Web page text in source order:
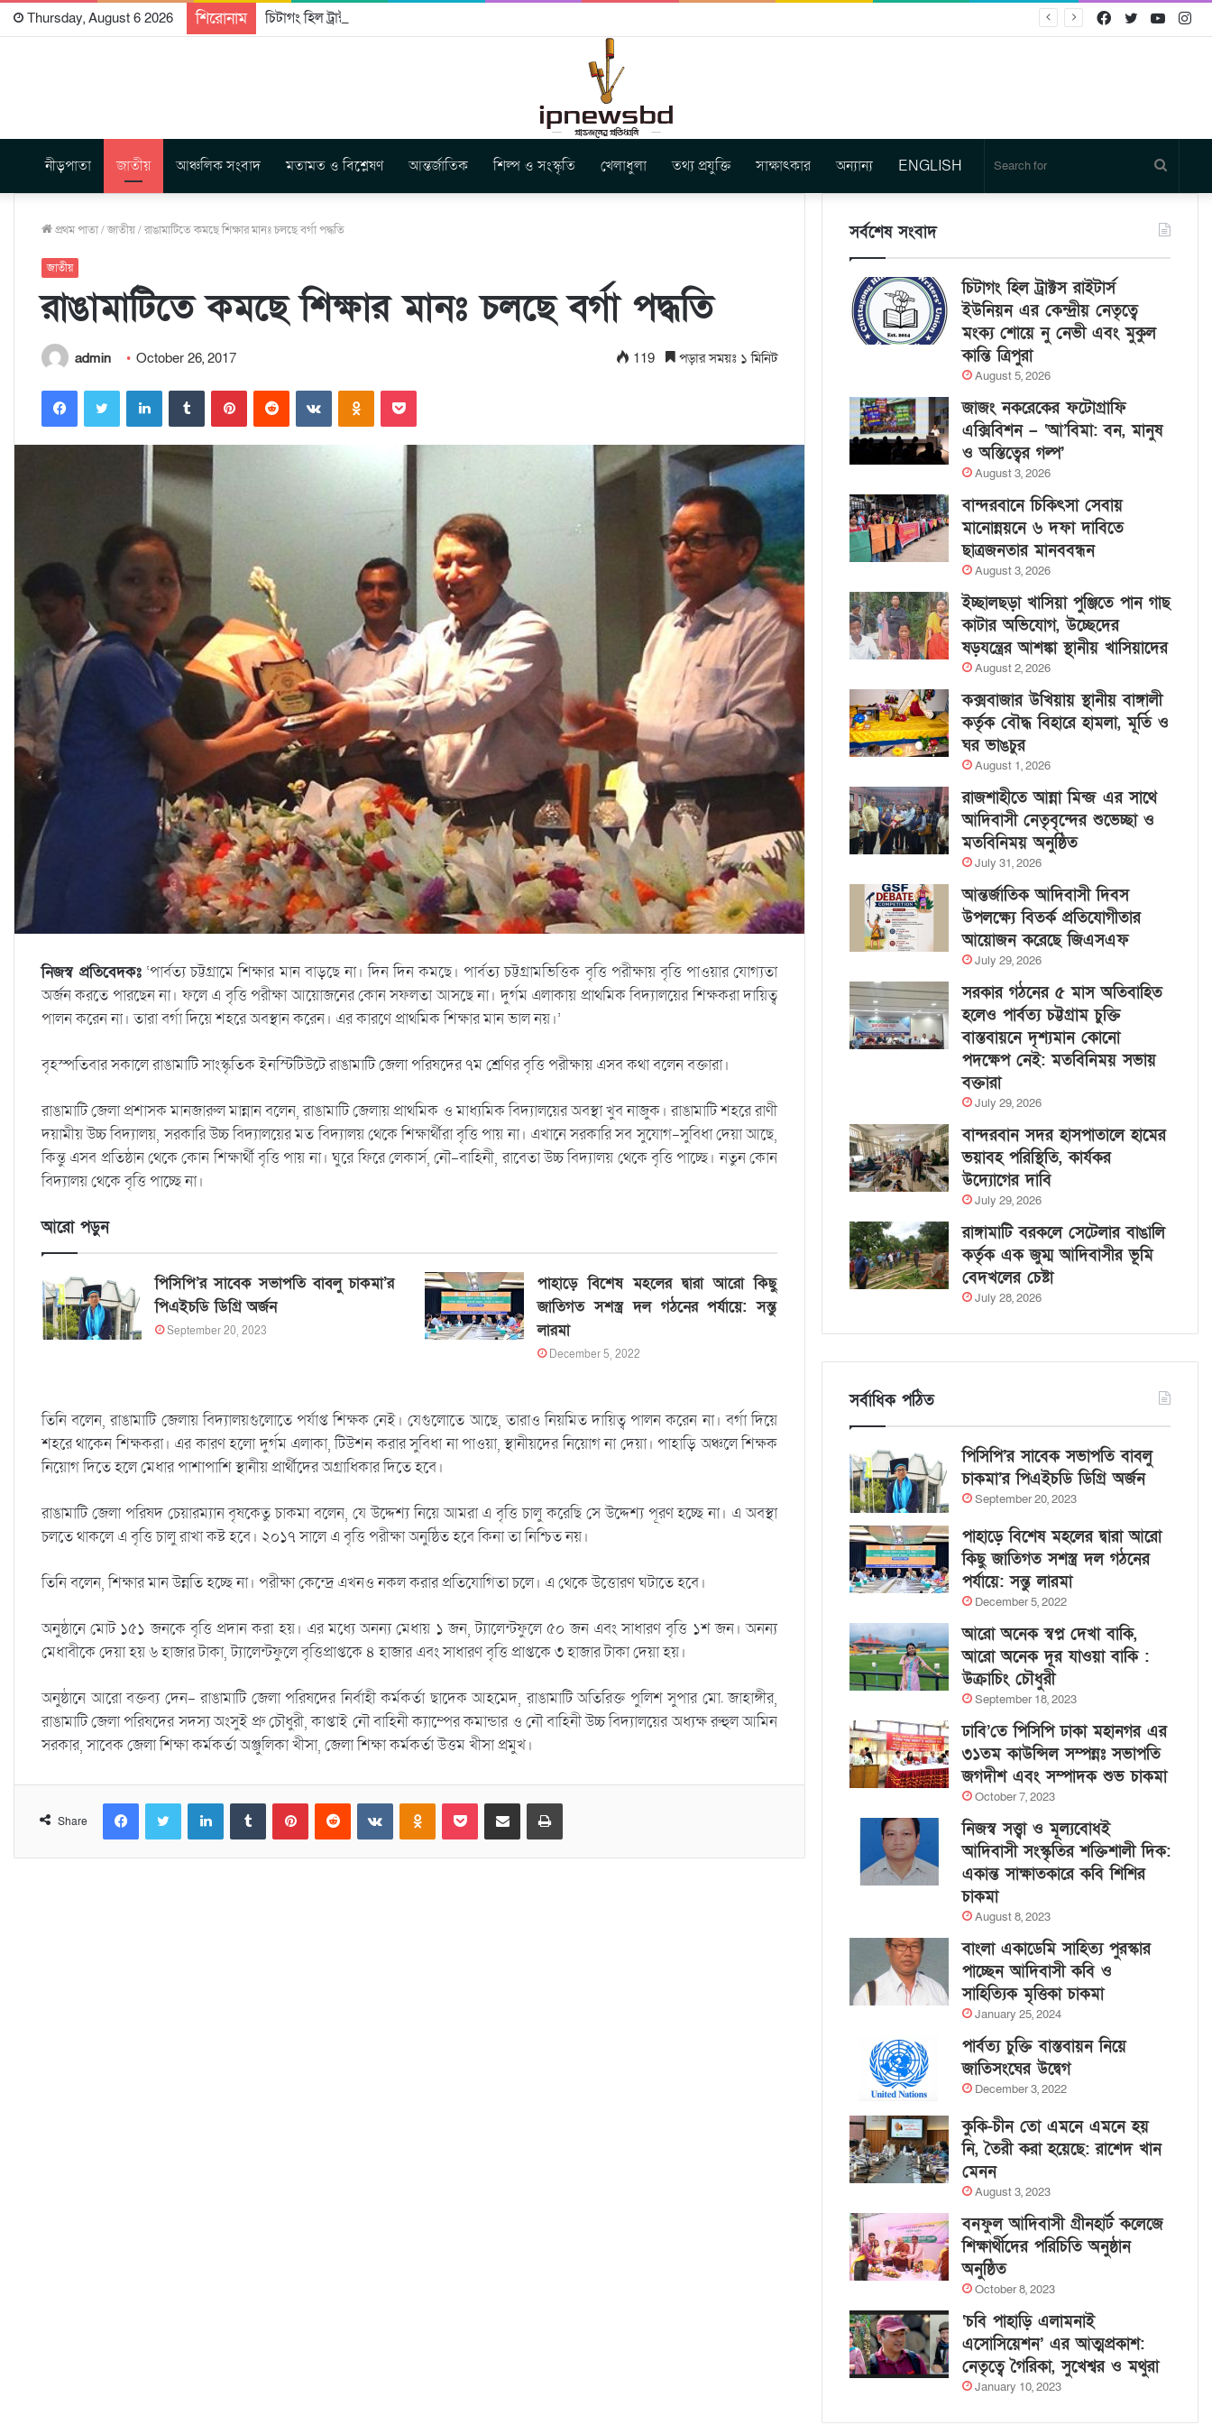
Thursday, August 6 2026 শিরোনাম চিটাগং হিল ট্রাক্টস রাইটার্স ইউনিয়ন এর কেন্দ্রীয় নেতৃত্বে মংক্য শোয়ে নু নেভী এবং মুকুল কান্তি ত্রিপুরা Twitter
Facebook
নীড়পাতা জাতীয় আঞ্চলিক সংবাদ মতামত ও বিশ্লেষণ আন্তর্জাতিক শিল্প ও সংস্কৃতি খেলাধুলা তথ্য প্রযুক্তি সাক্ষাৎকার অন্যান্য ENGLISH
for
প্রথম পাতা/জাতীয়/রাঙামাটিতে কমছে শিক্ষার মানঃ চলছে বর্গা পদ্ধতি
জাতীয়
রাঙামাটিতে কমছে শিক্ষার মানঃ চলছে বর্গা পদ্ধতি
admin October 26, 2017 119 পড়ার সময়ঃ ১ মিনিট
নিজস্ব প্রতিবেদকঃ ‘পার্বত্য চট্টগ্রামে শিক্ষার মান বাড়ছে না। দিন দিন কমছে। পার্বত্য চট্টগ্রামভিত্তিক বৃত্তি পরীক্ষায় বৃত্তি পাওয়ার যোগ্যতা
অর্জন করতে পারছেন না। ফলে এ বৃত্তি পরীক্ষা আয়োজনের কোন সফলতা আসছে না। দুর্গম এলাকায় প্রাথমিক বিদ্যালয়ের শিক্ষকরা দায়িত্ব
পালন করেন না। তারা বর্গা দিয়ে শহরে অবস্থান করেন। এর কারণে প্রাথমিক শিক্ষার মান ভাল নয়।’
বৃহস্পতিবার সকালে রাঙামাটি সাংস্কৃতিক ইনস্টিটিউটে রাঙামাটি জেলা পরিষদের ৭ম শ্রেণির বৃত্তি পরীক্ষায় এসব কথা বলেন বক্তারা।
রাঙামাটি জেলা প্রশাসক মানজারুল মান্নান বলেন, রাঙামাটি জেলায় প্রাথমিক ও মাধ্যমিক বিদ্যালয়ের অবস্থা খুব নাজুক। রাঙামাটি শহরে রাণী
দয়ামীয় উচ্চ বিদ্যালয়, সরকারি উচ্চ বিদ্যালয়ের মত বিদ্যালয় থেকে শিক্ষার্থীরা বৃত্তি পায় না। এখানে সরকারি সব সুযোগ-সুবিধা দেয়া আছে,
কিন্তু এসব প্রতিষ্ঠান থেকে কোন শিক্ষার্থী বৃত্তি পায় না। ঘুরে ফিরে লেকার্স, নৌ-বাহিনী, রাবেতা উচ্চ বিদ্যালয় থেকে বৃত্তি পাচ্ছে। নতুন কোন
বিদ্যালয় থেকে বৃত্তি পাচ্ছে না।
আরো পড়ুন
পিসিপি’র সাবেক সভাপতি বাবলু চাকমা’র
পিএইচডি ডিগ্রি অর্জন
September 20, 2023
পাহাড়ে বিশেষ মহলের দ্বারা আরো কিছু
জাতিগত সশস্ত্র দল গঠনের পর্যায়ে: সন্তু
লারমা
December 5, 2022
তিনি বলেন, রাঙামাটি জেলায় বিদ্যালয়গুলোতে পর্যাপ্ত শিক্ষক নেই। যেগুলোতে আছে, তারাও নিয়মিত দায়িত্ব পালন করেন না। বর্গা দিয়ে
শহরে থাকেন শিক্ষকরা। এর কারণ হলো দুর্গম এলাকা, টিউশন করার সুবিধা না পাওয়া, স্থানীয়দের নিয়োগ না দেয়া। পাহাড়ি অঞ্চলে শিক্ষক
নিয়োগ দিতে হলে মেধার পাশাপাশি স্থানীয় প্রার্থীদের অগ্রাধিকার দিতে হবে।
রাঙামাটি জেলা পরিষদ চেয়ারম্যান বৃষকেতু চাকমা বলেন, যে উদ্দেশ্য নিয়ে আমরা এ বৃত্তি চালু করেছি সে উদ্দেশ্য পূরণ হচ্ছে না। এ অবস্থা
চলতে থাকলে এ বৃত্তি চালু রাখা কষ্ট হবে। ২০১৭ সালে এ বৃত্তি পরীক্ষা অনুষ্ঠিত হবে কিনা তা নিশ্চিত নয়।
তিনি বলেন, শিক্ষার মান উন্নতি হচ্ছে না। পরীক্ষা কেন্দ্রে এখনও নকল করার প্রতিযোগিতা চলে। এ থেকে উত্তোরণ ঘটাতে হবে।
অনুষ্ঠানে মোট ১৫১ জনকে বৃত্তি প্রদান করা হয়। এর মধ্যে অনন্য মেধায় ১ জন, ট্যালেন্টফুলে ৫০ জন এবং সাধারণ বৃত্তি ১শ জন। অনন্য
মেধাবীকে দেয়া হয় ৬ হাজার টাকা, ট্যালেন্টফুলে বৃত্তিপ্রাপ্তকে ৪ হাজার এবং সাধারণ বৃত্তি প্রাপ্তকে ৩ হাজার টাকা দেয়া হয়।
অনুষ্ঠানে আরো বক্তব্য দেন- রাঙামাটি জেলা পরিষদের নির্বাহী কর্মকর্তা ছাদেক আহমেদ, রাঙামাটি অতিরিক্ত পুলিশ সুপার মো. জাহাঙ্গীর,
রাঙামাটি জেলা পরিষদের সদস্য অংসুই প্রু চৌধুরী, কাপ্তাই নৌ বাহিনী ক্যাম্পের কমান্ডার ও নৌ বাহিনী উচ্চ বিদ্যালয়ের অধ্যক্ষ রুহুল আমিন
সরকার, সাবেক জেলা শিক্ষা কর্মকর্তা অঞ্জুলিকা খীসা, জেলা শিক্ষা কর্মকর্তা উত্তম খীসা প্রমুখ।
Share
সর্বশেষ সংবাদ
চিটাগং হিল ট্রাক্টস রাইটার্স
ইউনিয়ন এর কেন্দ্রীয় নেতৃত্বে
মংক্য শোয়ে নু নেভী এবং মুকুল
কান্তি ত্রিপুরা
August 5, 2026
জাজং নকরেকের ফটোগ্রাফি
এক্সিবিশন – ‘আ’বিমা: বন, মানুষ
ও অস্তিত্বের গল্প’
August 3, 2026
বান্দরবানে চিকিৎসা সেবায়
মানোন্নয়নে ৬ দফা দাবিতে
ছাত্রজনতার মানববন্ধন
August 3, 2026
ইচ্ছালছড়া খাসিয়া পুঞ্জিতে পান গাছ
কাটার অভিযোগ, উচ্ছেদের
ষড়যন্ত্রের আশঙ্কা স্থানীয় খাসিয়াদের
August 2, 2026
কক্সবাজার উখিয়ায় স্থানীয় বাঙ্গালী
কর্তৃক বৌদ্ধ বিহারে হামলা, মূর্তি ও
ঘর ভাঙচুর
August 1, 2026
রাজশাহীতে আন্না মিন্জ এর সাথে
আদিবাসী নেতৃবৃন্দের শুভেচ্ছা ও
মতবিনিময় অনুষ্ঠিত
July 31, 2026
আন্তর্জাতিক আদিবাসী দিবস
উপলক্ষ্যে বিতর্ক প্রতিযোগীতার
আয়োজন করেছে জিএসএফ
July 29, 2026
সরকার গঠনের ৫ মাস অতিবাহিত
হলেও পার্বত্য চট্টগ্রাম চুক্তি
বাস্তবায়নে দৃশ্যমান কোনো
পদক্ষেপ নেই: মতবিনিময় সভায়
বক্তারা
July 29, 2026
বান্দরবান সদর হাসপাতালে হামের
ভয়াবহ পরিস্থিতি, কার্যকর
উদ্যোগের দাবি
July 29, 2026
রাঙ্গামাটি বরকলে সেটেলার বাঙালি
কর্তৃক এক জুম্ম আদিবাসীর ভূমি
বেদখলের চেষ্টা
July 28, 2026
সর্বাধিক পঠিত
পিসিপি’র সাবেক সভাপতি বাবলু
চাকমা’র পিএইচডি ডিগ্রি অর্জন
September 20, 2023
পাহাড়ে বিশেষ মহলের দ্বারা আরো
কিছু জাতিগত সশস্ত্র দল গঠনের
পর্যায়ে: সন্তু লারমা
December 5, 2022
আরো অনেক স্বপ্ন দেখা বাকি,
আরো অনেক দূর যাওয়া বাকি :
উক্রাচিং চৌধুরী
September 18, 2023
ঢাবি’তে পিসিপি ঢাকা মহানগর এর
৩১তম কাউন্সিল সম্পন্নঃ সভাপতি
জগদীশ এবং সম্পাদক শুভ চাকমা
October 7, 2023
নিজস্ব সত্ত্বা ও মূল্যবোধই
আদিবাসী সংস্কৃতির শক্তিশালী দিক:
একান্ত সাক্ষাতকারে কবি শিশির
চাকমা
August 8, 2023
বাংলা একাডেমি সাহিত্য পুরস্কার
পাচ্ছেন আদিবাসী কবি ও
সাহিত্যিক মৃত্তিকা চাকমা
January 25, 2024
পার্বত্য চুক্তি বাস্তবায়ন নিয়ে
জাতিসংঘের উদ্বেগ
December 3, 2022
কুকি-চীন তো এমনে এমনে হয়
নি, তৈরী করা হয়েছে: রাশেদ খান
মেনন
August 3, 2023
বনফুল আদিবাসী গ্রীনহার্ট কলেজে
শিক্ষার্থীদের পরিচিতি অনুষ্ঠান
অনুষ্ঠিত
October 8, 2023
‘চবি পাহাড়ি এলামনাই
এসোসিয়েশন’ এর আত্মপ্রকাশ:
নেতৃত্বে গৈরিকা, সুখেশ্বর ও মথুরা
January 10, 2023